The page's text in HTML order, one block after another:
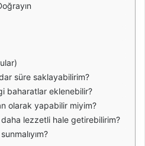
süre saklayabilirim?
baharatlar eklenebilir?
olarak yapabilir miyim?
lezzetli hale getirebilirim?